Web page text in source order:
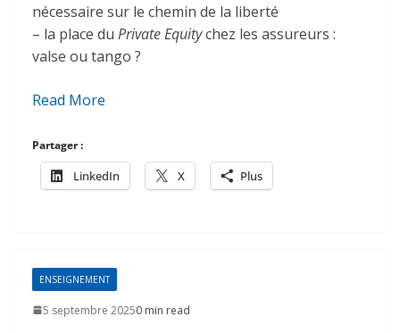
nécessaire sur le chemin de la liberté
– la place du Private Equitychez les assureurs :
valse ou tango ?
Read More
Partager :
LinkedIn X Plus
ENSEIGNEMENT
5 septembre 20250 min read